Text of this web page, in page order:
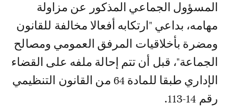
المسؤول الجماعي المذكور عن مزاولة
مهامه، بداعي "ارتكابه أفعالا مخالفة للقانون
ومضرة بأخلاقيات المرفق العمومي ومصالح
الجماعة"، قبل أن تتم إحالة ملفه على القضاء
الإداري طبقا للمادة 64 من القانون التنظيمي
رقم 14-113.